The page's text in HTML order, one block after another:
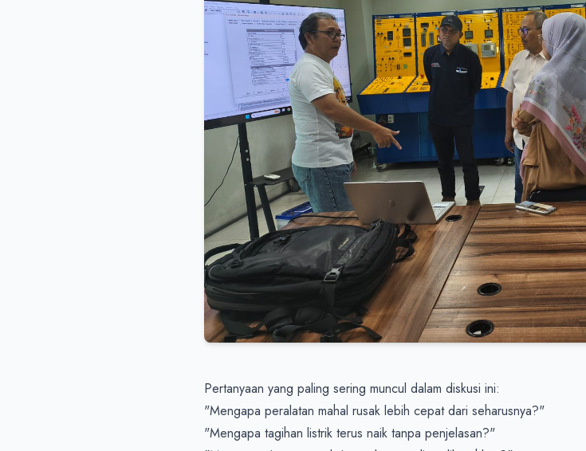
Pertanyaan yang paling sering muncul dalam diskusi ini:
"Mengapa peralatan mahal rusak lebih cepat dari seharusnya?"
"Mengapa tagihan listrik terus naik tanpa penjelasan?"